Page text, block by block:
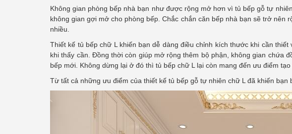
Không gian phòng bếp nhà bạn như được rộng mở hơn vì tủ bếp gỗ tự
không gian gợi mở cho phòng bếp. Chắc chắn căn bếp nhà bạn sẽ trở nên
nhiều.
Thiết kế tủ bếp chữ L khiến bạn dễ dàng điều chỉnh kích thước khi cần
khi thấy cần. Đồng thời còn giúp mở rộng thêm bộ phận, không gian chứa
bếp mới. Không dừng lại ở đó thì tủ bếp chữ L lại còn mang đến ưu điểm
Từ tất cả những ưu điểm của thiết kế tủ bếp gỗ tự nhiên chữ L đã khiến bạn